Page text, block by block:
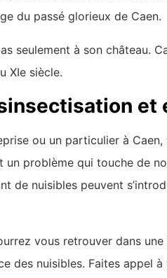
du passé glorieux de Caen.
seulement à son château.
XIe siècle.
et
ou un particulier à
un problème qui touche de
de nuisibles peuvent
vous retrouver dans
des nuisibles. Faites appel